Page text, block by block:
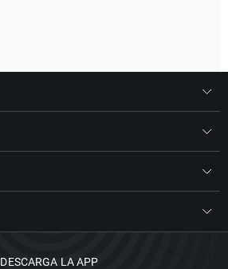
DESCARGA LA APP